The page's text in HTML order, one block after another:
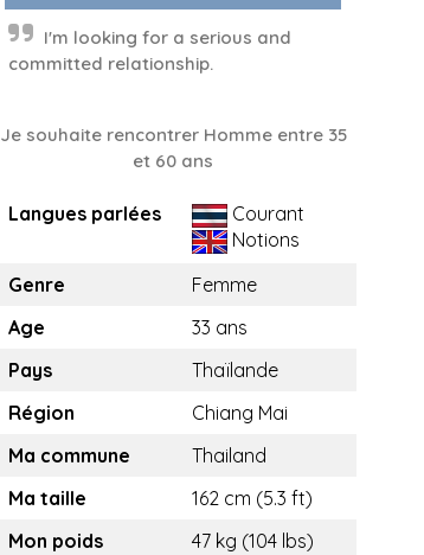
I'm looking for a serious and
committed relationship.
Je souhaite rencontrer Homme entre 35
et 60 ans
Langues parlées
Courant
Notions
Genre
Femme
Age
33 ans
Pays
Thaïlande
Région
Chiang Mai
Ma commune
Thailand​
Ma taille
162 cm (5.3 ft)
Mon poids
47 kg (104 lbs)